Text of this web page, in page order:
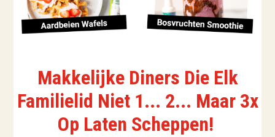
Makkelijke Diners Die Elk
Familielid Niet 1... 2... Maar 3x
Op Laten Scheppen!